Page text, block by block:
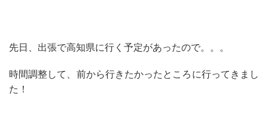
先日、出張で高知県に行く予定があったので。。。
時間調整して、前から行きたかったところに行ってきまし
た！